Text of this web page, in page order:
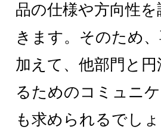
品の仕様や方向性
きます。そのため
加えて、他部門と
るためのコミュニ
も求められるでしょ